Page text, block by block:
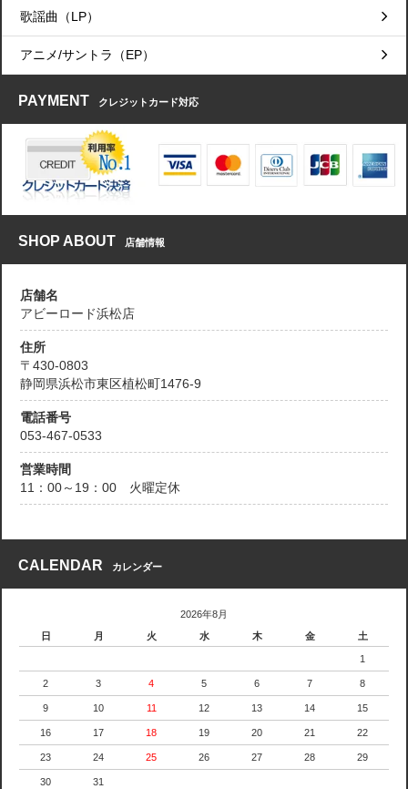
歌謡曲（LP）
アニメ/サントラ（EP）
PAYMENT クレジットカード対応
SHOP ABOUT 店舗情報
店舗名
アビーロード浜松店
住所
〒430-0803
静岡県浜松市東区植松町1476-9
電話番号
053-467-0533
営業時間
11：00～19：00 火曜定休
CALENDAR カレンダー
2026年8月
日
月 火 水 木 金 土
1
2 3 4 5 6 7 8
9 10 11 12 13 14 15
16 17 18 19 20 21 22
23 24 25 26 27 28 29
30 31